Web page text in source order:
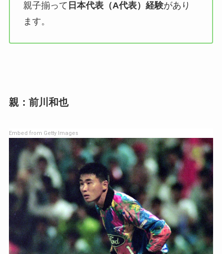
親子揃って 日本代表（A代表）経験があり
ます。
親：前川和也
Embed from Getty Images